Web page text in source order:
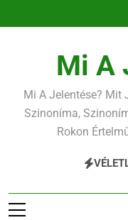
a
Mi A
Mi A Jelentése? Mit
Szinoníma,
Rokon